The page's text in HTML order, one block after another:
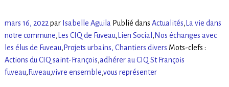
mars 16, 2022 par Isabelle Aguila Publié dans Actualités, La vie dans
notre commune, Les CIQ de Fuveau, Lien Social , Nos échanges avec
les élus de Fuveau, Projets urbains, Chantiers divers Mots-clefs :
Actions du CIQ saint-François,adhérer au CIQ St François
fuveau, Fuveau,vivre ensemble,vous représenter